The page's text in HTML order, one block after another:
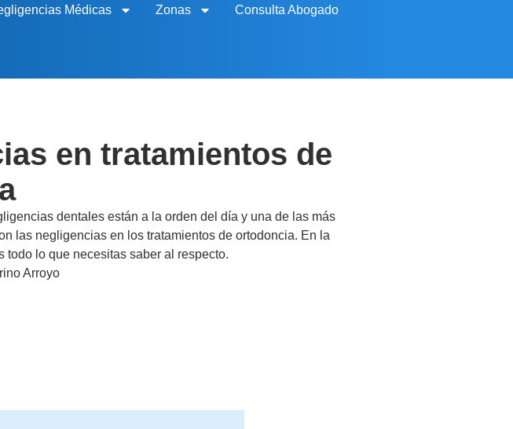
Médicas Zonas Consulta Abogado
en tratamientos de
dentales están a la orden del día y una de las más
las negligencias en los tratamientos de ortodoncia. En la
todo lo que necesitas saber al respecto.
Arroyo